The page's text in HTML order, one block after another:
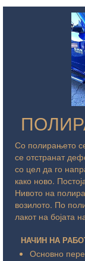
Со полирањето
се отстранат
со цел да го
како ново.
Нивото на
возилото. По
лакот на бојата
НАЧИН НА
Основно